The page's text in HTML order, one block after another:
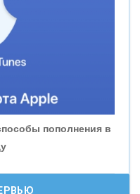
пополнения в